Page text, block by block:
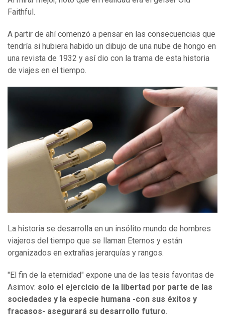
Faithful.
A partir de ahí comenzó a pensar en las consecuencias que
tendría si hubiera habido un dibujo de una nube de hongo en
una revista de 1932 y así dio con la trama de esta historia
de viajes en el tiempo.
La historia se desarrolla en un insólito mundo de hombres
viajeros del tiempo que se llaman Eternos y están
organizados en extrañas jerarquías y rangos.
"El fin de la eternidad" expone una de las tesis favoritas de
Asimov: solo el ejercicio de la libertad por parte de las
sociedades y la especie humana -con sus éxitos y
fracasos- asegurará su desarrollo futuro.